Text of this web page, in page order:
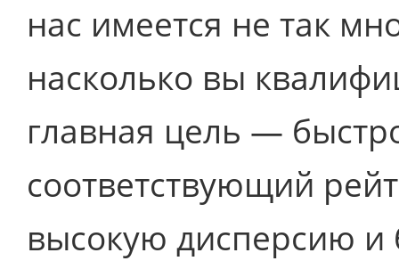
нас имеется не так
насколько вы
главная цель —
соответствующий
высокую дисперсию